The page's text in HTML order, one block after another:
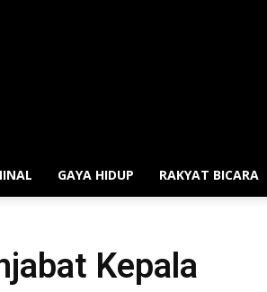
GAYA HIDUP RAKYAT BICARA
Kepala